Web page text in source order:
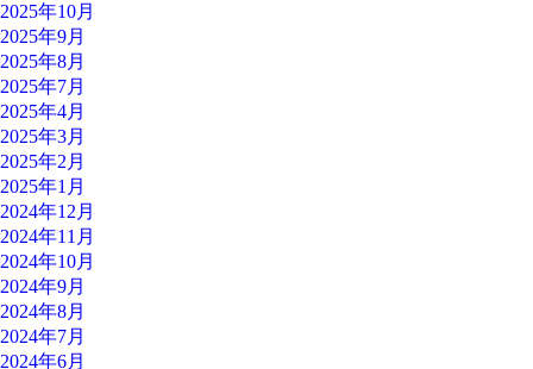
2025年10月
2025年9月
2025年8月
2025年7月
2025年4月
2025年3月
2025年2月
2025年1月
2024年12月
2024年11月
2024年10月
2024年9月
2024年8月
2024年7月
2024年6月